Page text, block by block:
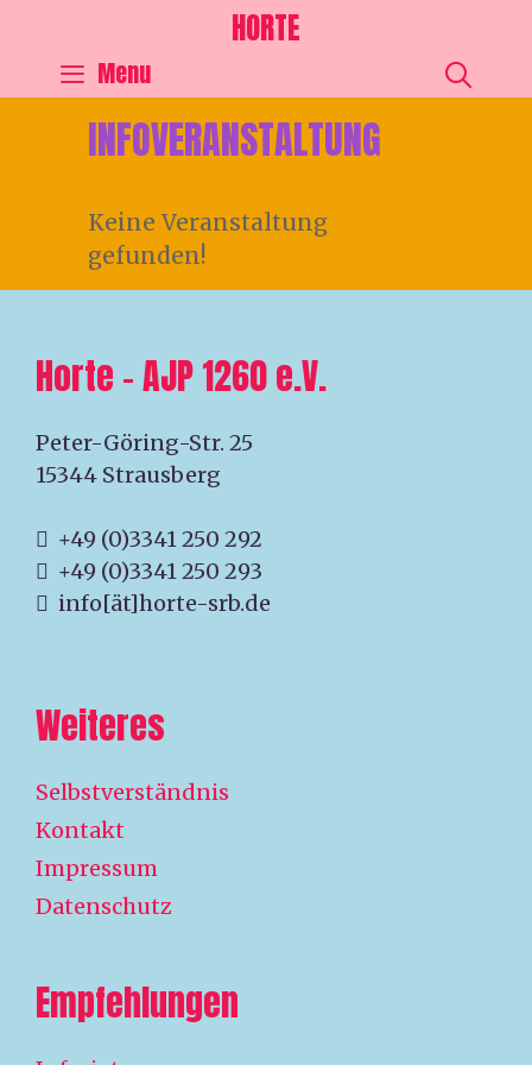
HORTE
Menu
INFOVERANSTALTUNG
Keine Veranstaltung
gefunden!
Horte – AJP 1260 e.V.
Peter-Göring-Str. 25
15344 Strausberg
+49 (0)3341 250 292
+49 (0)3341 250 293
info[ät]horte-srb.de
Weiteres
Selbstverständnis
Kontakt
Impressum
Datenschutz
Empfehlungen